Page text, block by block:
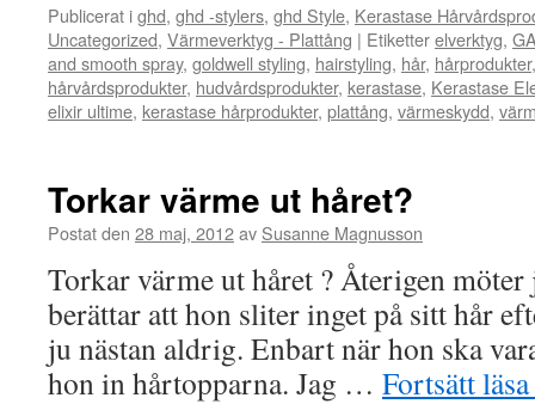
Publicerat ighd, ghd -stylers, ghd Style, Kerastase
Uncategorized, Värmeverktyg - Plattång | Etiketterelverktyg,
and smooth spray, goldwell styling, hairstyling, hår, hårprodukter
hårvårdsprodukter, hudvårdsprodukter, kerastase, Kerastase
elixir ultime, kerastase hårprodukter, plattång, värmeskydd,
Torkar värme ut håret?
Postat den 28 maj, 2012av Susanne Magnusson
Torkar värme ut håret ? Återigen möter
berättar att hon sliter inget på sitt hår
ju nästan aldrig. Enbart när hon ska
hon in hårtopparna. Jag … Fortsätt läsa